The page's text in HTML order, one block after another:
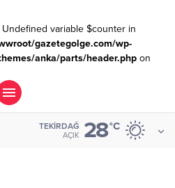
Undefined variable $counter in
gazetegolge.com/wp-
anka/parts/header.phpon
TEKIRDAĞ
AÇIK 28°C